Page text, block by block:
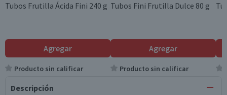
Tubos Frutilla Ácida Fini 240 g
Agregar
Producto sin calificar
Tubos Fini Frutilla Dulce 80 g
Agregar
Producto sin calificar
Descripción